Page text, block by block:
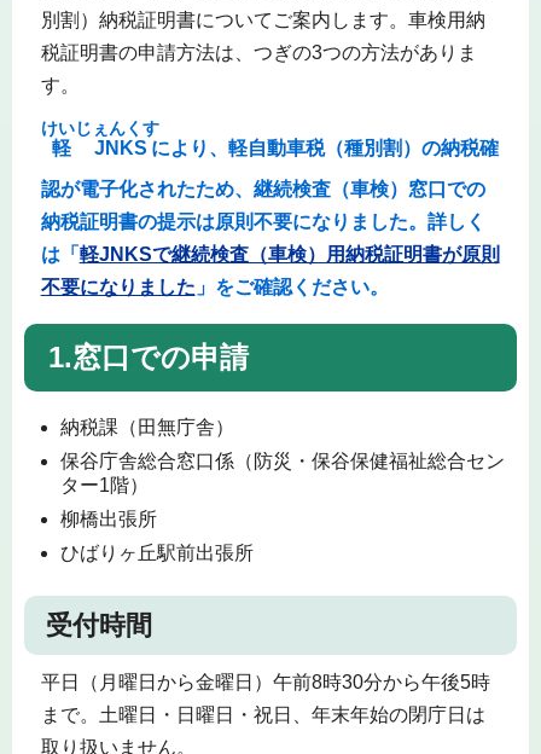
別割）納税証明書についてご案内します。車検用納
税証明書の申請方法は、つぎの3つの方法がありま
す。
軽JNKS
けいじぇんくす
により、軽自動車税（種別割）の納税確
認が電子化されたため、継続検査（車検）窓口での
納税証明書の提示は原則不要になりました。詳しく
は「 軽JNKSで継続検査（車検）用納税証明書が原則
不要になりました 」をご確認ください。
1.窓口での申請
納税課（田無庁舎）
保谷庁舎総合窓口係（防災・保谷保健福祉総合セン
ター1階）
柳橋出張所
ひばりヶ丘駅前出張所
受付時間
平日（月曜日から金曜日）午前8時30分から午後5時
まで。土曜日・日曜日・祝日、年末年始の閉庁日は
取り扱いません。